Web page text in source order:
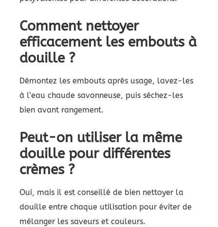
Comment nettoyer
efficacement les embouts à
douille ?
Démontez les embouts après usage, lavez-les
à l’eau chaude savonneuse, puis séchez-les
bien avant rangement.
Peut-on utiliser la même
douille pour différentes
crèmes ?
Oui, mais il est conseillé de bien nettoyer la
douille entre chaque utilisation pour éviter de
mélanger les saveurs et couleurs.